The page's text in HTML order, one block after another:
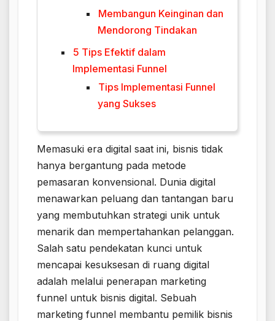
Membangun Keinginan dan
Mendorong Tindakan
5 Tips Efektif dalam
Implementasi Funnel
Tips Implementasi Funnel
yang Sukses
Memasuki era digital saat ini, bisnis tidak
hanya bergantung pada metode
pemasaran konvensional. Dunia digital
menawarkan peluang dan tantangan baru
yang membutuhkan strategi unik untuk
menarik dan mempertahankan pelanggan.
Salah satu pendekatan kunci untuk
mencapai kesuksesan di ruang digital
adalah melalui penerapan marketing
funnel untuk bisnis digital. Sebuah
marketing funnel membantu pemilik bisnis